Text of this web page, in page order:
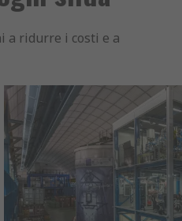
a ridurre i costi e a